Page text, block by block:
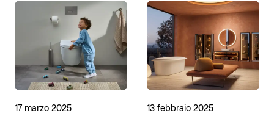
possa essere semplice
raggiungere la perfezione.
17 marzo 2025 13 febbraio 2025